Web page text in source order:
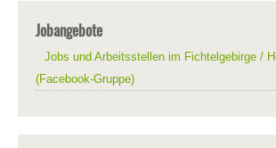
Jobangebote
Jobs und Arbeitsstellen im Fichtelgebirge /
(Facebook-Gruppe)